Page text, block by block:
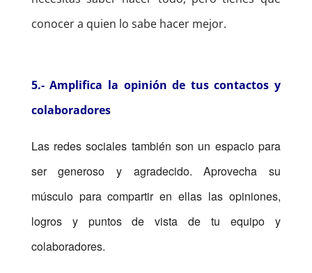
conocer a quien lo sabe hacer mejor.
5.- Amplifica la opinión de tus contactos y
colaboradores
Las redes sociales también son un espacio para
ser generoso y agradecido. Aprovecha su
músculo para compartir en ellas las opiniones,
logros y puntos de vista de tu equipo y
colaboradores.